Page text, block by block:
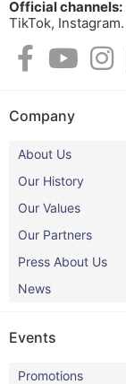
Official channels:
TikTok, Instagram.​
Company
About Us
Our History
Our Values
Our Partners
Press About Us
News
Events
Promotions